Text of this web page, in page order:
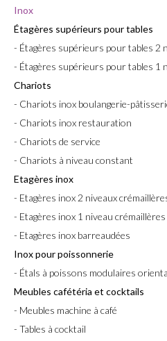
Inox
Étagères supérieurs pour tables
- Étagères supérieurs pour tables 2
- Étagères supérieurs pour tables 1
Chariots
- Chariots inox boulangerie-
- Chariots inox restauration
- Chariots de service
- Chariots à niveau constant
Etagères inox
- Etagères inox 2 niveaux
- Etagères inox 1 niveau crémaillères
- Etagères inox barreaudées
Inox pour poissonnerie
- Étals à poissons modulaires
Meubles cafétéria et cocktails
- Meubles machine à café
- Tables à cocktail